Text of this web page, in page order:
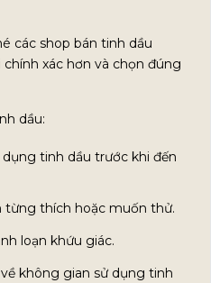
các shop bán tinh dầu
xác hơn và chọn đúng
dầu:
tinh dầu trước khi đến
từng thích hoặc muốn thử.
loạn khứu giác.
không gian sử dụng tinh